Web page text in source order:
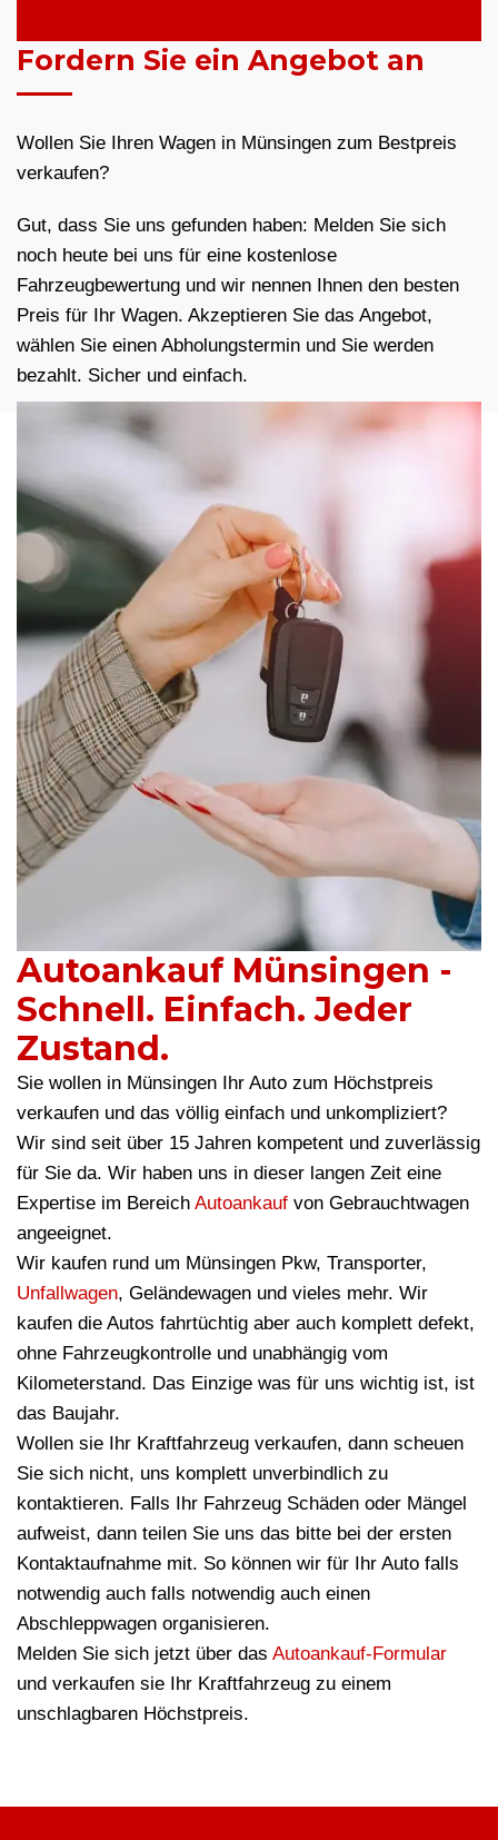
Fordern Sie ein Angebot an
Wollen Sie Ihren Wagen in Münsingen zum Bestpreis
verkaufen?
Gut, dass Sie uns gefunden haben: Melden Sie sich
noch heute bei uns für eine kostenlose
Fahrzeugbewertung und wir nennen Ihnen den besten
Preis für Ihr Wagen. Akzeptieren Sie das Angebot,
wählen Sie einen Abholungstermin und Sie werden
bezahlt. Sicher und einfach.
Autoankauf Münsingen -
Schnell. Einfach. Jeder
Zustand.
Sie wollen in Münsingen Ihr Auto zum Höchstpreis
verkaufen und das völlig einfach und unkompliziert?
Wir sind seit über 15 Jahren kompetent und zuverlässig
für Sie da. Wir haben uns in dieser langen Zeit eine
Expertise im Bereich Autoankauf von Gebrauchtwagen
angeeignet.
Wir kaufen rund um Münsingen Pkw, Transporter,
Unfallwagen, Geländewagen und vieles mehr. Wir
kaufen die Autos fahrtüchtig aber auch komplett defekt,
ohne Fahrzeugkontrolle und unabhängig vom
Kilometerstand. Das Einzige was für uns wichtig ist, ist
das Baujahr.
Wollen sie Ihr Kraftfahrzeug verkaufen, dann scheuen
Sie sich nicht, uns komplett unverbindlich zu
kontaktieren. Falls Ihr Fahrzeug Schäden oder Mängel
aufweist, dann teilen Sie uns das bitte bei der ersten
Kontaktaufnahme mit. So können wir für Ihr Auto falls
notwendig auch falls notwendig auch einen
Abschleppwagen organisieren.
Melden Sie sich jetzt über das Autoankauf-Formular
und verkaufen sie Ihr Kraftfahrzeug zu einem
unschlagbaren Höchstpreis.